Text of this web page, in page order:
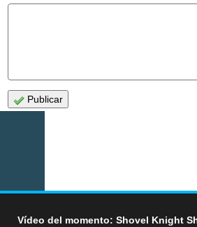
Publicar
Vídeo del momento: Shovel Knight